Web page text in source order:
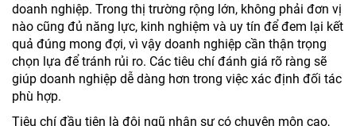
doanh nghiệp. Trong thị trường rộng lớn, không phải đơn vị
nào cũng đủ năng lực, kinh nghiệm và uy tín để đem lại kết
quả đúng mong đợi, vì vậy doanh nghiệp cần thận trọng
chọn lựa để tránh rủi ro. Các tiêu chí đánh giá rõ ràng sẽ
giúp doanh nghiệp dễ dàng hơn trong việc xác định đối tác
phù hợp.
Tiêu chí đầu tiên là đội ngũ nhân sự có chuyên môn cao,